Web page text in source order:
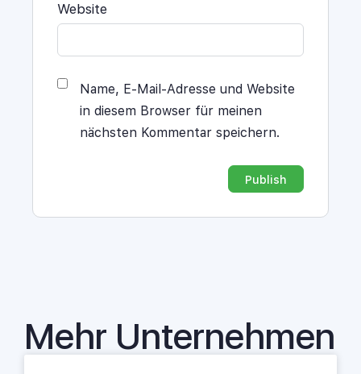
Website
Name, E-Mail-Adresse und Website
in diesem Browser für meinen
nächsten Kommentar speichern.
Mehr Unternehmen